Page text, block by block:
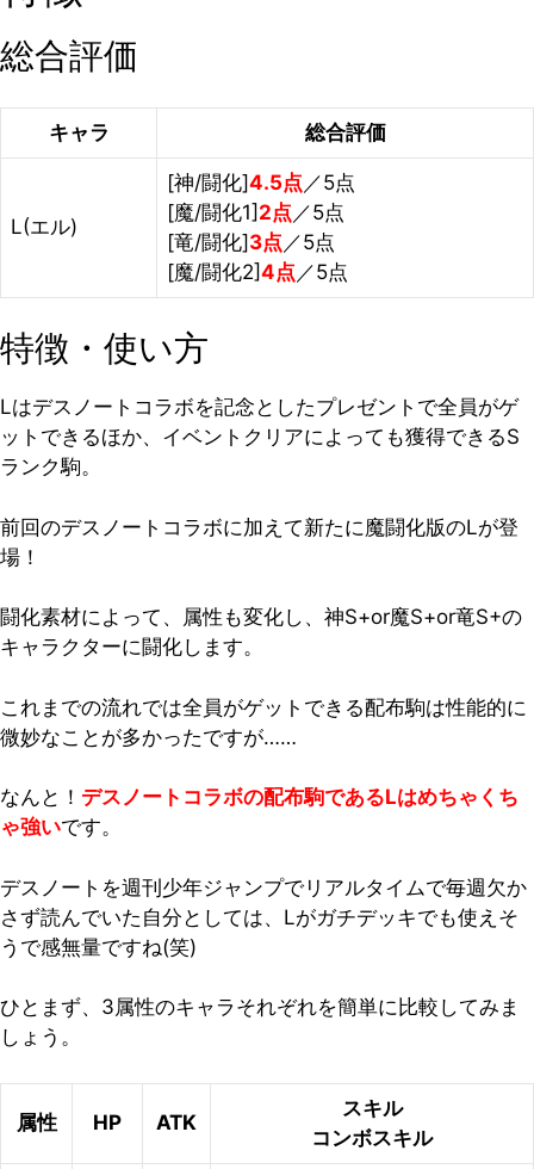
総合評価
キャラ 総合評価
L(エル)
[神/闘化]4.5点 ／5点
[魔/闘化1] 2点 ／5点
[竜/闘化]3点 ／5点
[魔/闘化2]4点 ／5点
特徴・使い方
Lはデスノートコラボを記念としたプレゼントで全員がゲ
ットできるほか、イベントクリアによっても獲得できるS
ランク駒。
前回のデスノートコラボに加えて新たに魔闘化版のLが登
場！
闘化素材によって、属性も変化し、神S+or魔S+or竜S+の
キャラクターに闘化します。
これまでの流れでは全員がゲットできる配布駒は性能的に
微妙なことが多かったですが……
なんと！ デスノートコラボの配布駒であるLはめちゃくち
ゃ強いです。
デスノートを週刊少年ジャンプでリアルタイムで毎週欠か
さず読んでいた自分としては、Lがガチデッキでも使えそ
うで感無量ですね(笑)
ひとまず、3属性のキャラそれぞれを簡単に比較してみま
しょう。
属性 HP ATK
スキル
コンボスキル